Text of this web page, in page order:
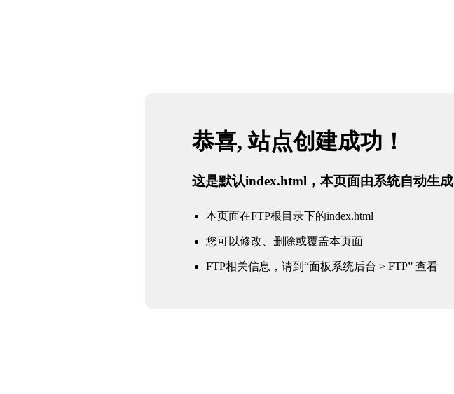
恭喜, 站点创建成功！
这是默认index.html，本页面由系统自动生成
本页面在FTP根目录下的index.html
您可以修改、删除或覆盖本页面
FTP相关信息，请到“面板系统后台 > FTP” 查看